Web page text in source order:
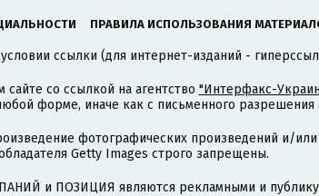
ПРАВИЛА ИСПОЛЬЗОВАНИЯ
ссылки (для интернет-изданий -
со ссылкой на агентство "Интерфакс-
форме, иначе как с письменного разрешения
фотографических произведений и/
Getty Images строго запрещены.
и ПОЗИЦИЯ являются рекламными и